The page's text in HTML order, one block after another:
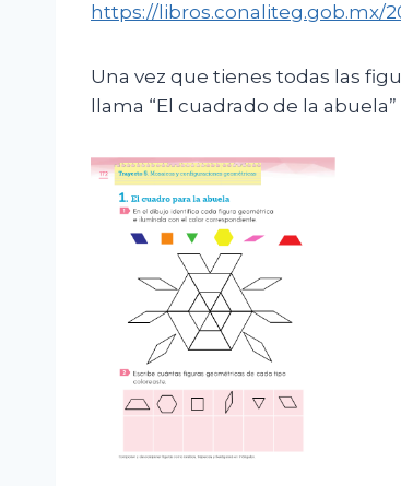
https://libros.conaliteg.gob.mx/
Una vez que tienes todas las
llama “El cuadrado de la abuela”